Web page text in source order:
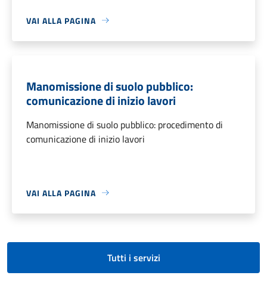
VAI ALLA PAGINA
Manomissione di suolo pubblico:
comunicazione di inizio lavori
Manomissione di suolo pubblico: procedimento di
comunicazione di inizio lavori
VAI ALLA PAGINA
Tutti i servizi